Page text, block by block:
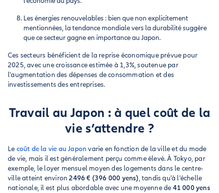
Les énergies renouvelables : bien que non explicitement
mentionnées, la tendance mondiale vers la durabilité suggère
que ce secteur gagne en importance au Japon.
Ces secteurs bénéficient de la reprise économique prévue pour
2025, avec une croissance estimée à 1,3%, soutenue par
l'augmentation des dépenses de consommation et des
investissements des entreprises.
Travail au Japon : à quel coût de la
vie s’attendre ?
Le coût de la vie au Japon varie en fonction de la ville et du mode
de vie, mais il est généralement perçu comme élevé. À Tokyo, par
exemple, le loyer mensuel moyen des logements dans le centre-
ville atteint environ2496 € (396 000 yens), tandis qu'à l'échelle
nationale, il est plus abordable avec une moyenne de 41 000 yens